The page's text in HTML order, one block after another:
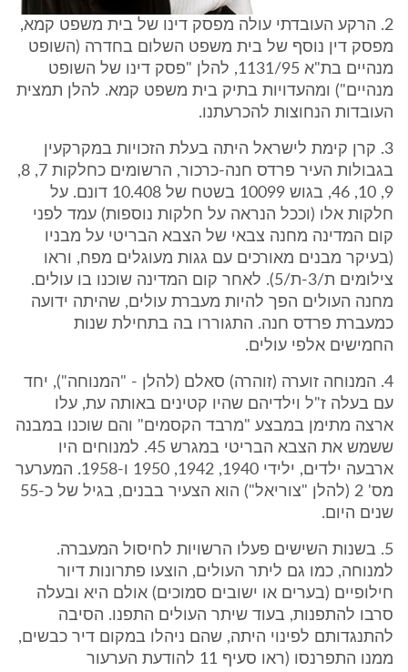
2. הרקע העובדתי עולה מפסק דינו של בית משפט קמא,
מפסק דין נוסף של בית משפט השלום בחדרה (השופט
מנהיים בת"א 1131/95, להלן "פסק דינו של השופט
מנהיים") ומהעדויות בתיק בית משפט קמא. להלן תמצית
העובדות הנחוצות להכרעתנו.
3. קרן קימת לישראל היתה בעלת הזכויות במקרקעין
בגבולות העיר פרדס חנה-כרכור, הרשומים כחלקות 7, 8,
9, 10, 46, בגוש 10099 בשטח של 10.408 דונם. על
חלקות אלו (וככל הנראה על חלקות נוספות) עמד לפני
קום המדינה מחנה צבאי של הצבא הבריטי על מבניו
(בעיקר מבנים מאורכים עם גגות מעוגלים מפח, וראו
צילומים ת/3-ת/5). לאחר קום המדינה שוכנו בו עולים.
מחנה העולים הפך להיות מעברת עולים, שהיתה ידועה
כמעברת פרדס חנה. התגוררו בה בתחילת שנות
החמישים אלפי עולים.
4. המנוחה זוערה (זוהרה) סאלם (להלן - "המנוחה"), יחד
עם בעלה ז"ל וילדיהם שהיו קטינים באותה עת, עלו
ארצה מתימן במבצע "מרבד הקסמים" והם שוכנו במבנה
ששמש את הצבא הבריטי במגרש 45. למנוחים היו
ארבעה ילדים, ילידי 1940, 1942, 1950 ו-1958. המערער
מס' 2 (להלן "צוריאל") הוא הצעיר בבנים, בגיל של כ-55
שנים היום.
5. בשנות השישים פעלו הרשויות לחיסול המעברה.
למנוחה, כמו גם ליתר העולים, הוצעו פתרונות דיור
חילופיים (בערים או ישובים סמוכים) אולם היא ובעלה
סרבו להתפנות, בעוד שיתר העולים התפנו. הסיבה
להתנגדותם לפינוי היתה, שהם ניהלו במקום דיר כבשים,
ממנו התפרנסו (ראו סעיף 11 להודעת הערעור